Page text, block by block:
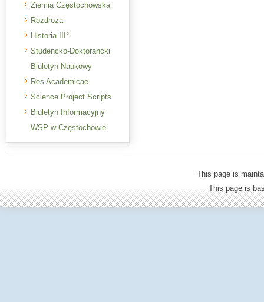
Ziemia Częstochowska
Rozdroża
Historia III°
Studencko-Doktorancki
Biuletyn Naukowy
Res Academicae
Science Project Scripts
Biuletyn Informacyjny
WSP w Częstochowie
This page is
This page is